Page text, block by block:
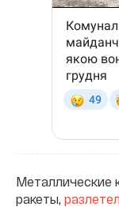
Металлические
ракеты,